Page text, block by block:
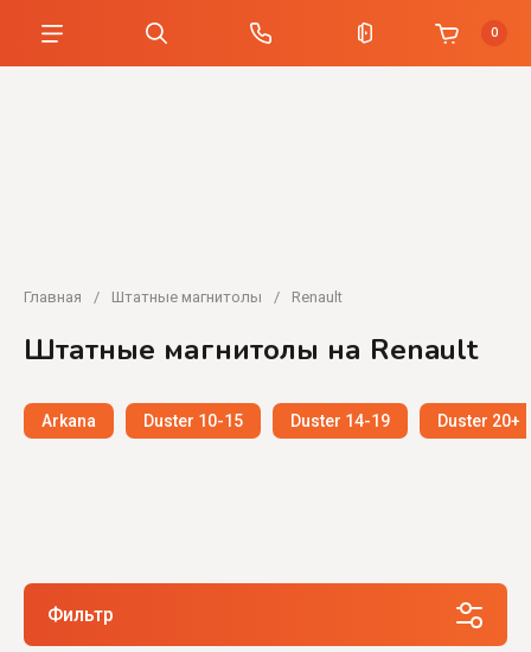
0
Главная / Штатные магнитолы / Renault
Штатные магнитолы на Renault
Arkana Duster 10-15 Duster 14-19 Duster 20+
Фильтр